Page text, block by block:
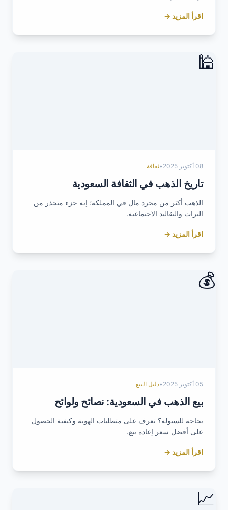
اقرأ المزيد →
🕌
08 أكتوبر 2025 •ثقافة
تاريخ الذهب في الثقافة السعودية
الذهب أكثر من مجرد مال في المملكة؛ إنه جزء متجذر من
التراث والتقاليد الاجتماعية.
اقرأ المزيد →
💰
05 أكتوبر 2025 •دليل البيع
بيع الذهب في السعودية: نصائح ولوائح
بحاجة للسيولة؟ تعرف على متطلبات الهوية وكيفية الحصول
على أفضل سعر إعادة بيع.
اقرأ المزيد →
📈